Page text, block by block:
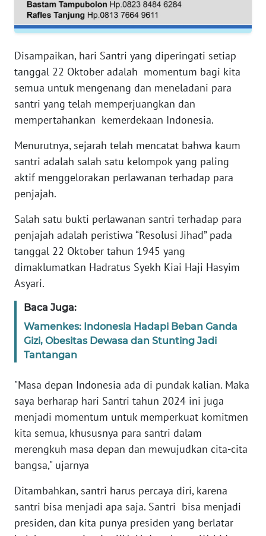
Disampaikan, hari Santri yang diperingati setiap
tanggal 22 Oktober adalah momentum bagi kita
semua untuk mengenang dan meneladani para
santri yang telah memperjuangkan dan
mempertahankan kemerdekaan Indonesia.
Menurutnya, sejarah telah mencatat bahwa kaum
santri adalah salah satu kelompok yang paling
aktif menggelorakan perlawanan terhadap para
penjajah.
Salah satu bukti perlawanan santri terhadap para
penjajah adalah peristiwa “Resolusi Jihad” pada
tanggal 22 Oktober tahun 1945 yang
dimaklumatkan Hadratus Syekh Kiai Haji Hasyim
Asyari.
Baca Juga:
Wamenkes: Indonesia Hadapi Beban Ganda
Gizi, Obesitas Dewasa dan Stunting Jadi
Tantangan
"Masa depan Indonesia ada di pundak kalian. Maka
saya berharap hari Santri tahun 2024 ini juga
menjadi momentum untuk memperkuat komitmen
kita semua, khususnya para santri dalam
merengkuh masa depan dan mewujudkan cita-cita
bangsa," ujarnya
Ditambahkan, santri harus percaya diri, karena
santri bisa menjadi apa saja. Santri bisa menjadi
presiden, dan kita punya presiden yang berlatar
WN
WN
JAMBI
WN
WN
NTB
SULTENG
WN
SULBAR
WN
BABEL
SUMBAR
WN
SUMSEL
WN
WN
LAMPUNG